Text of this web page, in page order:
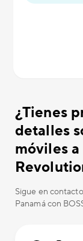
¿Tienes
detalles
móviles a
Sigue en
Panamá con